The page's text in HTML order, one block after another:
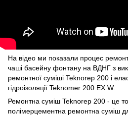
На відео ми показали процес
чаші басейну фонтану на ВДНГ з
ремонтної суміші Teknorep 200 і
гідроізоляції Teknomer 200 EX W.
Ремонтна суміш Teknorep 200 - це
полімерцементна ремонтна суміш